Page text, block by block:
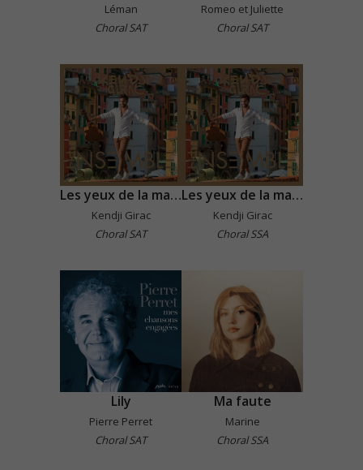
Léman
Choral SAT
Romeo et Juliette
Choral SAT
Les yeux de la mama
Kendji Girac
Choral SAT
Les yeux de la mama
Kendji Girac
Choral SSA
Lily
Pierre Perret
Choral SAT
Ma faute
Marine
Choral SSA